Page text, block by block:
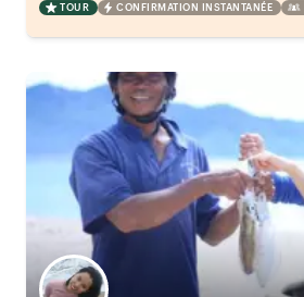
TOUR CONFIRMATION INSTANTANÉE